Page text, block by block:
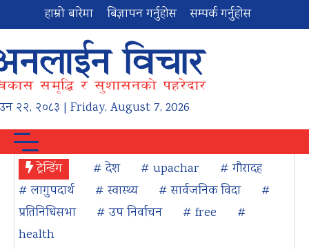
हाम्रो बारेमा बिज्ञापन गर्नुहोस सम्पर्क गर्नुहोस
२२, २०८३ | Friday, August 7, 2026
ट्रेन्डिंग # देश # upachar
# गौरादह
# लागुपदार्थ
# स्वास्थ्य # सार्वजनिक विदा
#
प्रतिनिधिसभा
# उप निर्वाचन # free
#
health